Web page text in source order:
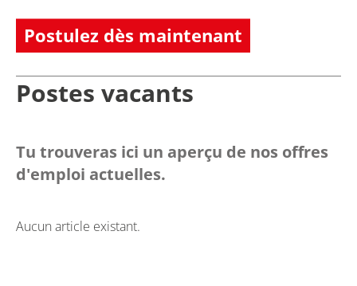
Postulez dès maintenant
Postes vacants
Tu trouveras ici un aperçu de nos offres
d'emploi actuelles.
Aucun article existant.